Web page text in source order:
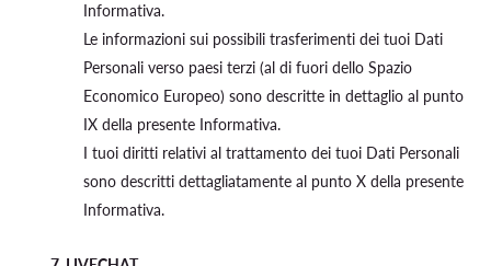
Informativa.
Le informazioni sui possibili trasferimenti dei tuoi Dati
Personali verso paesi terzi (al di fuori dello Spazio
Economico Europeo) sono descritte in dettaglio al punto
IX della presente Informativa.
I tuoi diritti relativi al trattamento dei tuoi Dati Personali
sono descritti dettagliatamente al punto X della presente
Informativa.